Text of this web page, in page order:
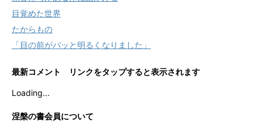
目覚めた世界
たからもの
「目の前がパッと明るくなりました」
最新コメント リンクをタップすると表示されます
Loading...
涅槃の書会員について